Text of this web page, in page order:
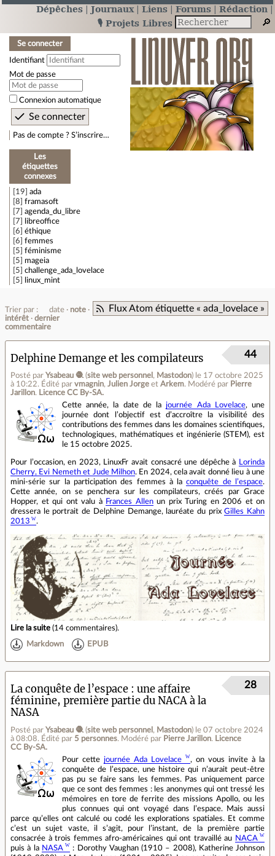
Dépêches Journaux Liens Forums
Rédaction
🎙️ Projets Libres
Se connecter
Identifiant
Mot de passe
Connexion automatique
Pas de compte ? S’inscrire…
Les
étiquettes
connexes
19
ada
8
framasoft
7
agenda_du_libre
7
libreoffice
6
éthique
6
femmes
5
féminisme
5
mageia
5
challenge_ada_lovelace
5
linux_mint
Flux Atom étiquette « ada_lovelace »
Trier par : date
note
intérêt
dernier
commentaire
Delphine Demange et les compilateurs
Posté par Ysabeau 🧶 (site web personnel , Mastodon) le 17 octobre 2025
à 10:22. Édité par vmagnin, Julien Jorge et Arkem. Modéré par Pierre
Jarillon. Licence CC By‑SA.
44
Cette année, la date de la journée Ada Lovelace, une
journée dont l’objectif est d’accroître la visibilité des
contributions des femmes dans les domaines scientifiques,
technologiques, mathématiques et ingénierie (STEM), est
le 15 octobre 2025.
Pour l’occasion, en 2023, LinuxFr avait consacré une dépêche à
Lorinda
Cherry, Evi Nemeth et Jude Milhon. En 2024, cela avait donné lieu à une
mini-série sur la participation des femmes à laconquête de l’espace.
Cette année, on se penchera sur les compilateurs, créés par Grace
Hopper, et qui ont valu à Frances Allenun prix Turing en 2006 et on
dressera le portrait de Delphine Demange, lauréate du prixGilles Kahn
2013
.
Lire la suite (14 commentaires).
Markdown EPUB
La conquête de l’espace : une affaire
féminine, première partie du NACA à la
NASA
Posté par Ysabeau 🧶 (site web personnel , Mastodon) le 07 octobre 2024
à 08:08. Édité par 5 personnes. Modéré par Pierre Jarillon. Licence
CC By‑SA.
28
Pour cettejournée Ada Lovelace
, on vous invite à la
conquête de l’espace, une histoire qui n’aurait peut-être
pas pu se faire sans les femmes. Pas uniquement parce
que ce sont des femmes : les anonymes qui ont tressé les
mémoires en tore de ferrite des missions Apollo, ou les
plus connues qui ont voyagé dans l’espace. Mais aussi
parce qu’elles ont calculé ou codé les explorations spatiales. Et comme
c’est un sujet vaste, il s’agit, pour l’instant, de la première partie
consacrée à trois femmes afro-américaines qui ont travaillé au NACA
puis à la NASA
: Dorothy Vaughan (1910 – 2008), Katherine Johnson